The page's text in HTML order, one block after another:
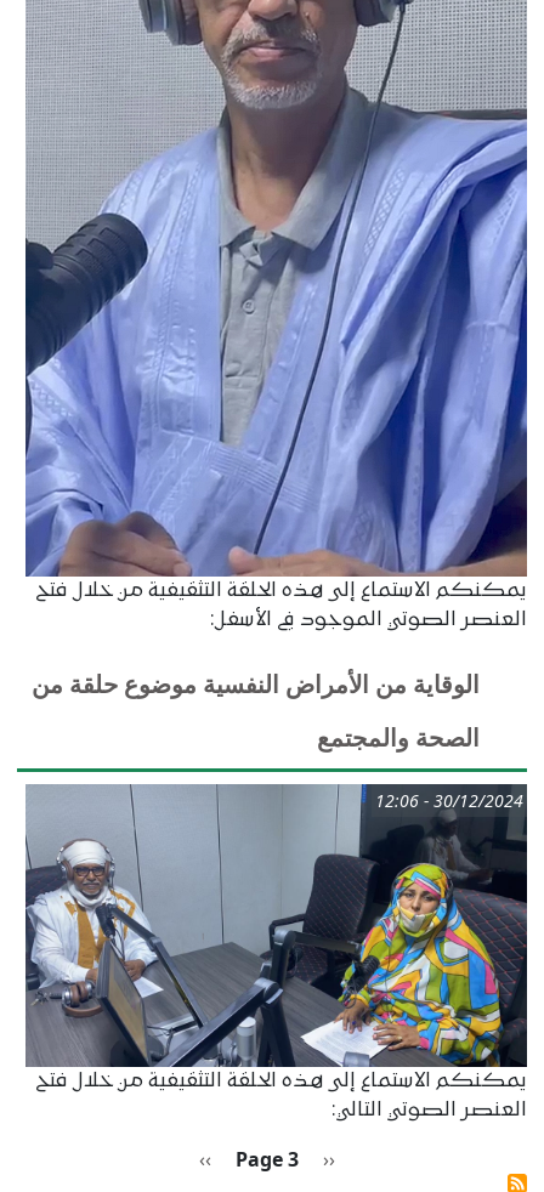
يمكنكم الاستماع إلى هذه الحلقة التثقيفية من خلال فتح
العنصر الصوتي الموجود في الأسفل:
الوقاية من الأمراض النفسية موضوع حلقة من
الصحة والمجتمع
30/12/2024 - 12:06
يمكنكم الاستماع إلى هذه الحلقة التثقيفية من خلال فتح
العنصر الصوتي التالي:
Previous page
‹‹
Page 3 الصفحة التالية
››